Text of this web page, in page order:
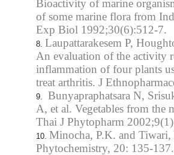
Bioactivity of marine
of some marine flora from
Exp Biol 1992;30(6):512-7.
Laupattarakesem P,
An evaluation of the activity
inflammation of four plants
treat arthritis. J
Bunyapraphatsara N,
A, et al. Vegetables from the
Thai J Phytopharm
Minocha, P.K. and Tiwari,
Phytochemistry, 20: 135-137.